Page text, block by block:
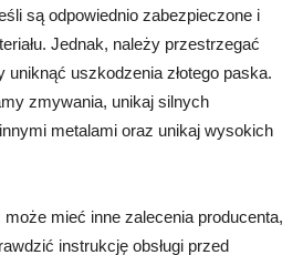
są odpowiednio zabezpieczone i
Jednak, należy przestrzegać
uszkodzenia złotego paska.
zmywania, unikaj silnych
metalami oraz unikaj wysokich
mieć inne zalecenia producenta,
instrukcję obsługi przed